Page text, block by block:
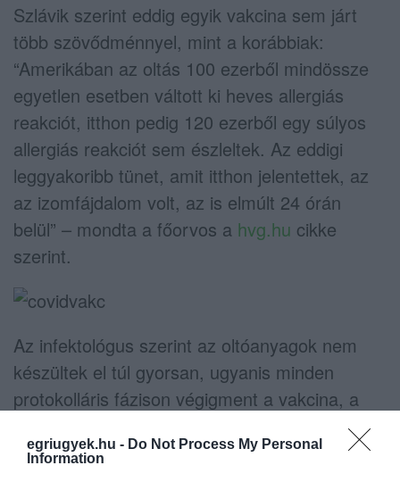
egriugyek.hu - Do Not Process My Personal
Information
Szlávik szerint eddig egyik vakcina sem járt
több szövődménnyel, mint a korábbiak:
“Amerikában az oltás 100 ezerből mindössze
egyetlen esetben váltott ki heves allergiás
reakciót, itthon pedig 120 ezerből egy súlyos
allergiás reakciót sem észleltek. Az eddigi
leggyakoribb tünet, amit itthon jelentettek, az
az izomfájdalom volt, az is elmúlt 24 órán
belül” – mondta a főorvos a hvg.hu cikke
szerint.
Az infektológus szerint az oltóanyagok nem
készültek el túl gyorsan, ugyanis minden
protokolláris fázison végigment a vakcina, a
gyors fejlesztés a rengeteg ráköltött pénznek
és energiának köszönhető.